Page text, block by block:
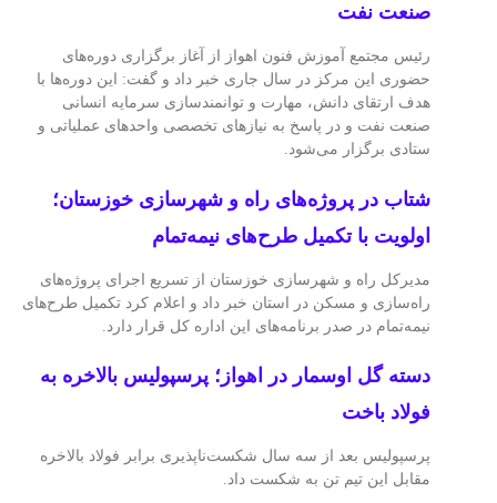
صنعت نفت
رئیس مجتمع آموزش فنون اهواز از آغاز برگزاری دوره‌های
حضوری این مرکز در سال جاری خبر داد و گفت: این دوره‌ها با
هدف ارتقای دانش، مهارت و توانمندسازی سرمایه انسانی
صنعت نفت و در پاسخ به نیازهای تخصصی واحدهای عملیاتی و
ستادی برگزار می‌شود.
شتاب در پروژه‌های راه و شهرسازی خوزستان؛
اولویت با تکمیل طرح‌های نیمه‌تمام
مدیرکل راه و شهرسازی خوزستان از تسریع اجرای پروژه‌های
راه‌سازی و مسکن در استان خبر داد و اعلام کرد تکمیل طرح‌های
نیمه‌تمام در صدر برنامه‌های این اداره کل قرار دارد.
دسته گل اوسمار در اهواز؛ پرسپولیس بالاخره به
فولاد باخت
پرسپولیس بعد از سه سال شکست‌ناپذیری برابر فولاد بالاخره
مقابل این تیم تن به شکست داد.